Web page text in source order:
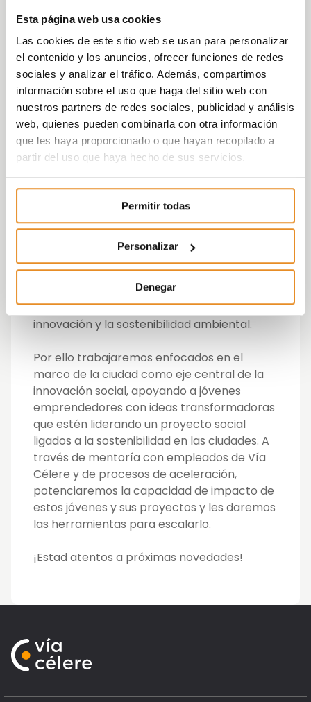
Esta página web usa cookies
Las cookies de este sitio web se usan para personalizar
el contenido y los anuncios, ofrecer funciones de redes
sociales y analizar el tráfico. Además, compartimos
información sobre el uso que haga del sitio web con
nuestros partners de redes sociales, publicidad y análisis
web, quienes pueden combinarla con otra información
que les haya proporcionado o que hayan recopilado a
partir del uso que haya hecho de sus servicios.
Permitir todas
Personalizar
Denegar
que amenazan su crecimiento sostenible.
En 2015, alrededor de 4 billones de
personas (el 54% de la población mundial)
vivía en ciudades y las proyecciones indican
que ese número aumentará hasta
aproximadamente 5 billones en el 2030.
Estos procesos conllevan importantes
dificultades como la falta de acceso a una
vivienda digna, la contaminación, el
crecimiento urbano no controlado, la
exclusión social y por tanto la desigualdad y
Es necesario impulsar la innovación en las
ciudades para permitir que nuestra
sociedad progrese social y
económicamente; a través de la generación
de empleo, el acceso a la vivienda, la
innovación y la sostenibilidad ambiental.
Por ello trabajaremos enfocados en el
marco de la ciudad como eje central de la
innovación social, apoyando a jóvenes
emprendedores con ideas transformadoras
que estén liderando un proyecto social
ligados a la sostenibilidad en las ciudades. A
través de mentoría con empleados de Vía
Célere y de procesos de aceleración,
potenciaremos la capacidad de impacto de
estos jóvenes y sus proyectos y les daremos
las herramientas para escalarlo.
¡Estad atentos a próximas novedades!